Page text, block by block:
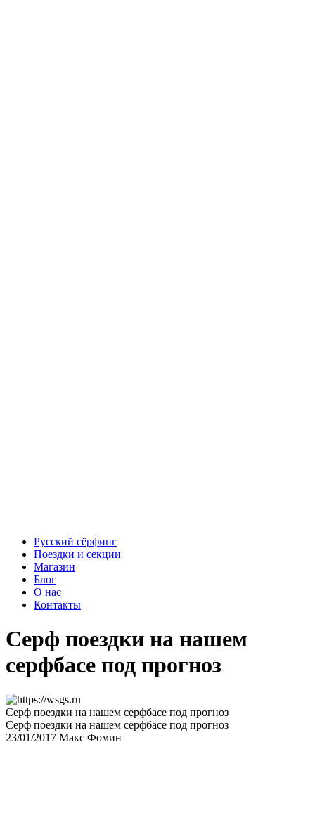
Русский сёрфинг
Поездки и секции
Магазин
Блог
О нас
Контакты
Серф поездки на нашем
серфбасе под прогноз
Серф поездки на нашем серфбасе под прогноз
Серф поездки на нашем серфбасе под прогноз
23/01/2017 Макс Фомин